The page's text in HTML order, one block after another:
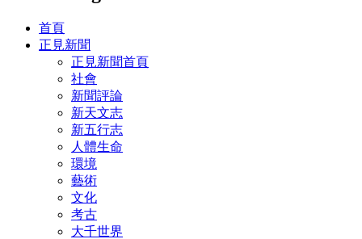
首頁
正見新聞
正見新聞首頁
社會
新聞評論
新天文志
新五行志
人體生命
環境
藝術
文化
考古
大千世界